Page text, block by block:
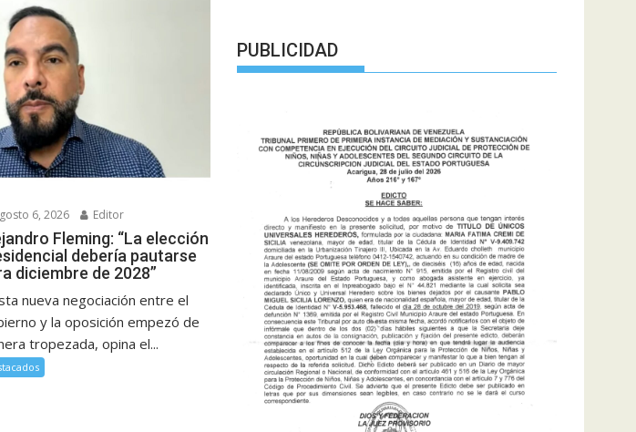
6, 2026 Editor
Fleming: “La elección
debería pautarse
diciembre de 2028”
nueva negociación entre el
y la oposición empezó de
tropezada, opina el...
PUBLICIDAD